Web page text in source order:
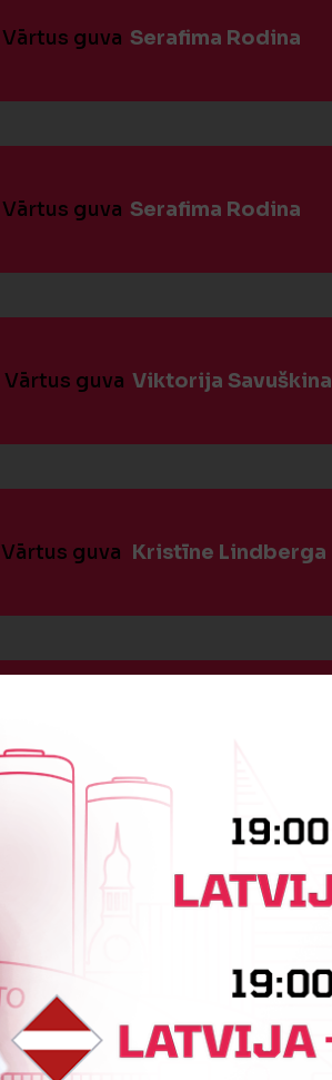
Vārtus guva Serafima Rodina
Vārtus guva Serafima Rodina
Vārtus guva Viktorija Savuškina
Vārtus guva Kristīne Lindberga
Vārtus guva Patrīcija Laursone
Vārtus guva